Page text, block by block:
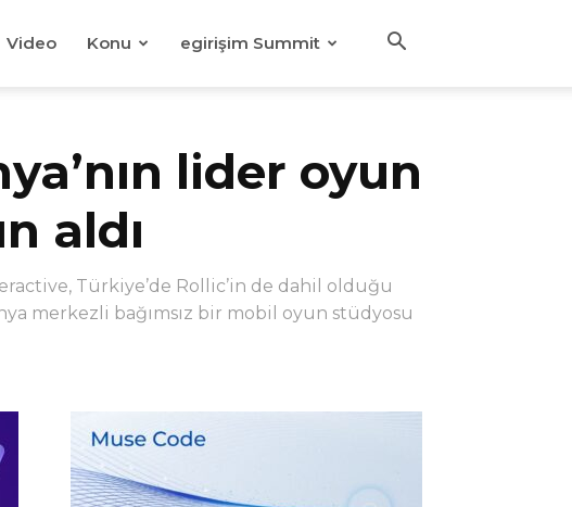
Video Konu egirişim Summit
lider oyun
aldı
Türkiye’de Rollic’in de dahil olduğu
merkezli bağımsız bir mobil oyun stüdyosu